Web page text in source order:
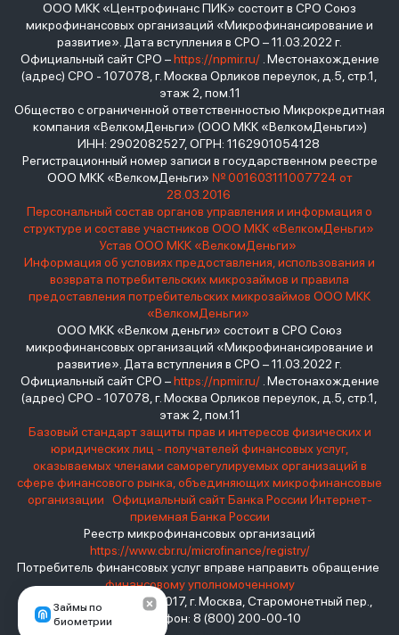
Займы по
биометрии
ООО МКК «Центрофинанс ПИК» состоит в СРО Союз
микрофинансовых организаций «Микрофинансирование и
развитие». Дата вступления в СРО – 11.03.2022 г.
Официальный сайт СРО –https://npmir.ru/. Местонахождение
(адрес) СРО - 107078, г. Москва Орликов переулок, д.5, стр.1,
этаж 2, пом.11
Общество с ограниченной ответственностью Микрокредитная
компания «ВелкомДеньги» (ООО МКК «ВелкомДеньги»)
ИНН: 2902082527, ОГРН: 1162901054128
Регистрационный номер записи в государственном реестре
ООО МКК «ВелкомДеньги» № 001603111007724 от
28.03.2016
Персональный состав органов управления и информация о
структуре и составе участников ООО МКК «ВелкомДеньги»
Устав ООО МКК «ВелкомДеньги»
Информация об условиях предоставления, использования и
возврата потребительских микрозаймов и правила
предоставления потребительских микрозаймов ООО МКК
«ВелкомДеньги»
ООО МКК «Велком деньги» состоит в СРО Союз
микрофинансовых организаций «Микрофинансирование и
развитие». Дата вступления в СРО – 11.03.2022 г.
Официальный сайт СРО –https://npmir.ru/. Местонахождение
(адрес) СРО - 107078, г. Москва Орликов переулок, д.5, стр.1,
этаж 2, пом.11
Базовый стандарт защиты прав и интересов физических и
юридических лиц - получателей финансовых услуг,
оказываемых членами саморегулируемых организаций в
сфере финансового рынка, объединяющих микрофинансовые
организации
Официальный сайт Банка России Интернет-
приемная Банка России
Реестр микрофинансовых организаций
https://www.cbr.ru/microfinance/registry/
Потребитель финансовых услуг вправе направить обращение
финансовому уполномоченному
Место нахождения: 119017, г. Москва, Старомонетный пер.,
дом 3 Телефон: 8 (800) 200-00-10